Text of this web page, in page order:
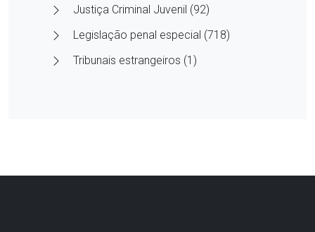
Justiça Criminal Juvenil (92)
Legislação penal especial (718)
Tribunais estrangeiros (1)